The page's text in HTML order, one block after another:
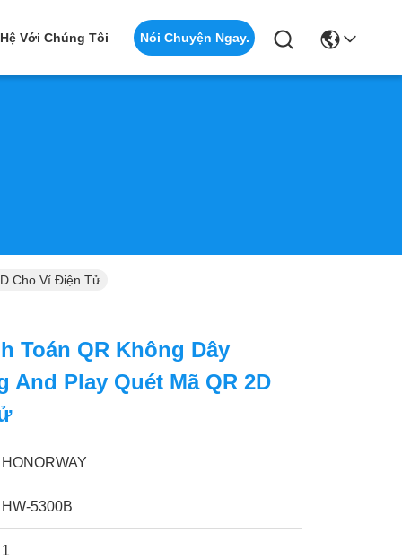
Với Chúng Tôi Nói Chuyện Ngay.
Cho Ví Điện Tử
Toán QR Không Dây
And Play Quét Mã QR 2D
HONORWAY
HW-5300B
1